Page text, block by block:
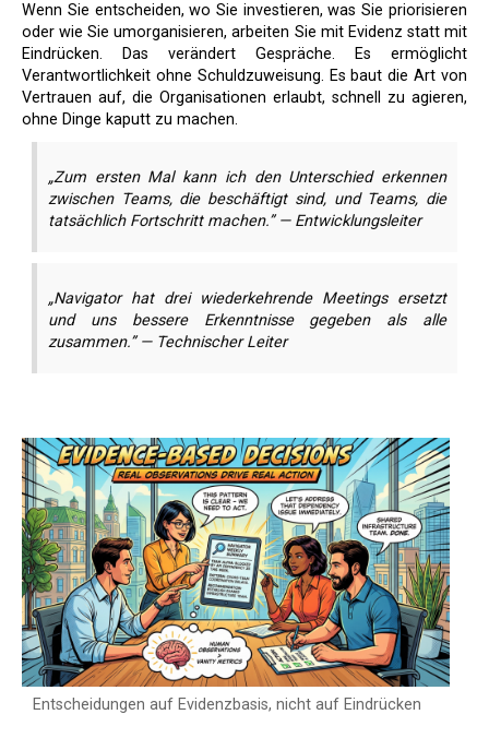
Wenn Sie entscheiden, wo Sie investieren, was Sie priorisieren
oder wie Sie umorganisieren, arbeiten Sie mit Evidenz statt mit
Eindrücken. Das verändert Gespräche. Es ermöglicht
Verantwortlichkeit ohne Schuldzuweisung. Es baut die Art von
Vertrauen auf, die Organisationen erlaubt, schnell zu agieren,
ohne Dinge kaputt zu machen.
„Zum ersten Mal kann ich den Unterschied erkennen
zwischen Teams, die beschäftigt sind, und Teams, die
tatsächlich Fortschritt machen.” — Entwicklungsleiter
„Navigator hat drei wiederkehrende Meetings ersetzt
und uns bessere Erkenntnisse gegeben als alle
zusammen.” — Technischer Leiter
Entscheidungen auf Evidenzbasis, nicht auf Eindrücken